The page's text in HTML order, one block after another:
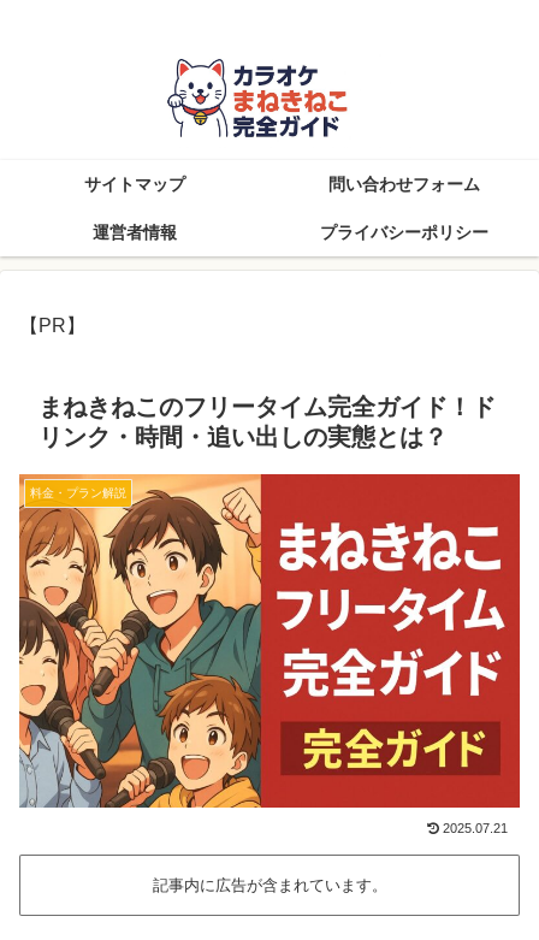
サイトマップ 問い合わせフォーム
運営者情報 プライバシーポリシー
【PR】
まねきねこのフリータイム完全ガイド！ド
リンク・時間・追い出しの実態とは？
料金・プラン解説
2025.07.21
記事内に広告が含まれています。